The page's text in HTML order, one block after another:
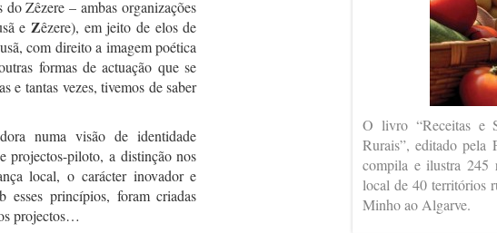
Zêzere – ambas organizações
e Zêzere), em jeito de elos de
com direito a imagem poética
formas de actuação que se
e tantas vezes, tivemos de saber
numa visão de identidade
projectos-piloto, a distinção nos
local, o carácter inovador e
esses princípios, foram criadas
projectos…
O livro “Receitas e
Rurais”, editado pela
compila e ilustra 245
local de 40 territórios
Minho ao Algarve.